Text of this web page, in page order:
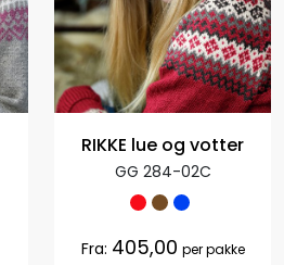
RIKKE lue og votter
GG 284-02C
Fra: 405,00 per pakke